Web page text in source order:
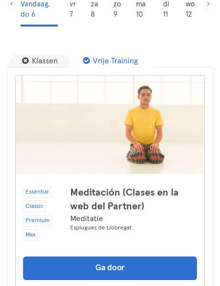
Vandaag,
do 6
vr
7
za
8
zo
9
ma
10
di
11
wo
12
Klassen Vrije Training
Essential
Classic
Premium
Max
Meditación (Clases en la
web del Partner)
Meditatie
Esplugues de Llobregat
Ga door